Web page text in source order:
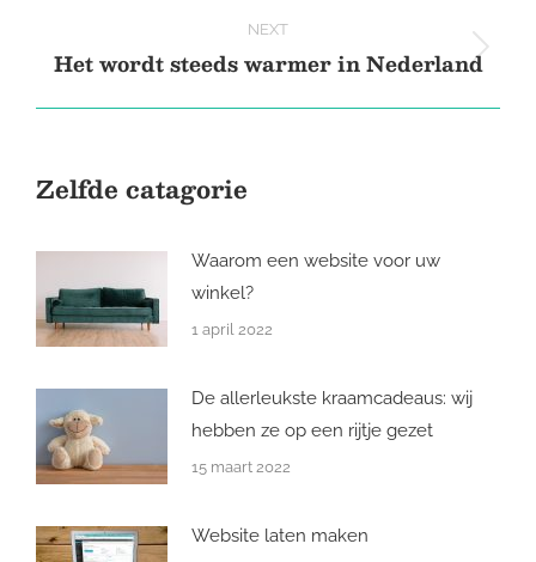
NEXT
Next
Het wordt steeds warmer in Nederland
Zelfde catagorie
Waarom een website voor uw
winkel?
1 april 2022
De allerleukste kraamcadeaus: wij
hebben ze op een rijtje gezet
15 maart 2022
Website laten maken